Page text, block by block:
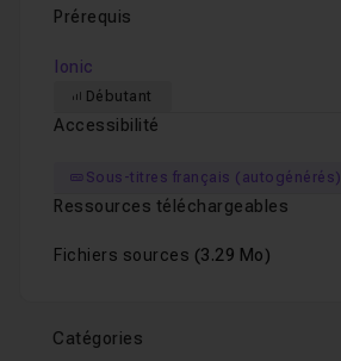
Prérequis
Ionic
Débutant
Accessibilité
Sous-titres français (autogénérés)
Ressources téléchargeables
Fichiers sources (3.29 Mo)
Catégories